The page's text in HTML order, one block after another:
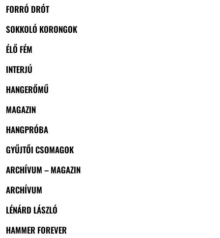
FORRÓ DRÓT
SOKKOLÓ KORONGOK
ÉLŐ FÉM
INTERJÚ
HANGERŐMŰ
MAGAZIN
HANGPRÓBA
GYŰJTŐI CSOMAGOK
ARCHÍVUM – MAGAZIN
ARCHÍVUM
LÉNÁRD LÁSZLÓ
HAMMER FOREVER